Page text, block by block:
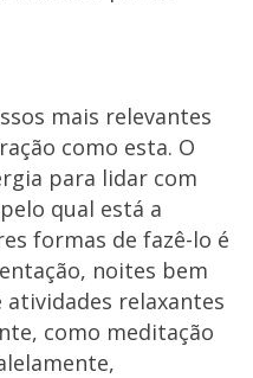
mais relevantes
como esta. O
para lidar com
qual está a
formas de fazê-lo é
noites bem
relaxantes
como meditação